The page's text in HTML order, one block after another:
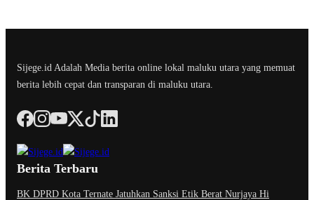
Sijege.id Adalah Media berita online lokal maluku utara yang memuat
berita lebih cepat dan transparan di maluku utara.
Berita Terbaru
BK DPRD Kota Ternate Jatuhkan Sanksi Etik Berat Nurjaya Hi